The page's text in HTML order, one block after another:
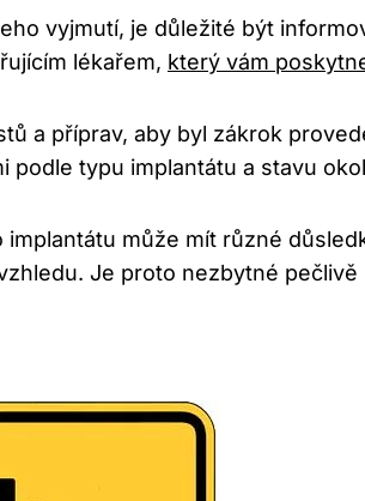
vyjmutí, je důležité být
lékařem, který vám
a příprav, aby byl zákrok
typu implantátu a stavu
může mít různé
Je proto nezbytné